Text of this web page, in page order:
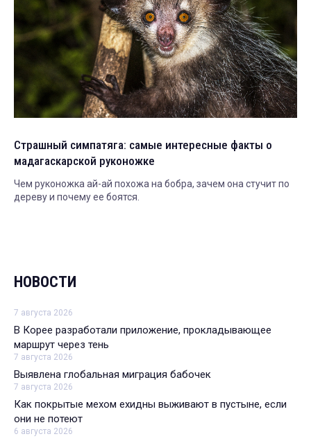
Страшный симпатяга: самые интересные факты о
мадагаскарской руконожке
Чем руконожка ай-ай похожа на бобра, зачем она стучит по
дереву и почему ее боятся.
НОВОСТИ
7 августа 2026
В Корее разработали приложение, прокладывающее
маршрут через тень
7 августа 2026
Выявлена глобальная миграция бабочек
7 августа 2026
Как покрытые мехом ехидны выживают в пустыне, если
они не потеют
6 августа 2026